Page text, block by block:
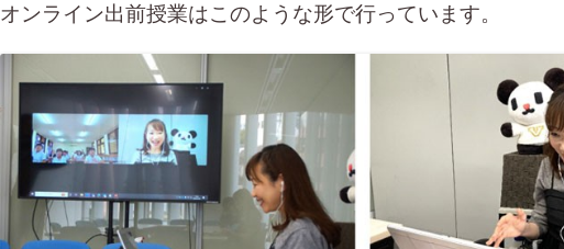
オンライン出前授業はこのような形で行っています。